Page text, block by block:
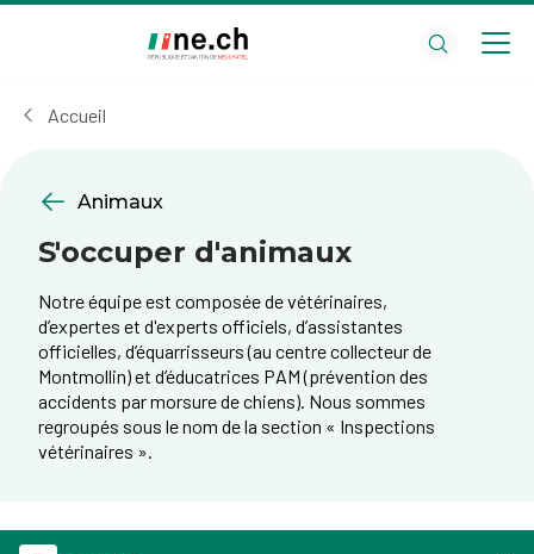
cookies
Accueil
Animaux
S'occuper d'animaux
Notre équipe est composée de vétérinaires,
d’expertes et d'experts officiels, d’assistantes
officielles, d’équarrisseurs (au centre collecteur de
Montmollin) et d’éducatrices PAM (prévention des
accidents par morsure de chiens). Nous sommes
regroupés sous le nom de la section « Inspections
vétérinaires ».